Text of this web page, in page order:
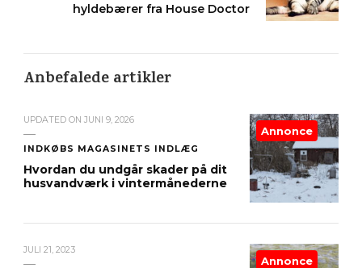
hyldebærer fra House Doctor
Anbefalede artikler
UPDATED ON JUNI 9, 2026
INDKØBS MAGASINETS INDLÆG
Hvordan du undgår skader på dit
husvandværk i vintermånederne
Annonce
JULI 21, 2023
Annonce